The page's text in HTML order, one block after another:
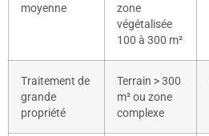
moyenne
zone
végétalisée
100 à 300 m²
Traitement de
grande
propriété
Terrain > 300
m² ou zone
complexe